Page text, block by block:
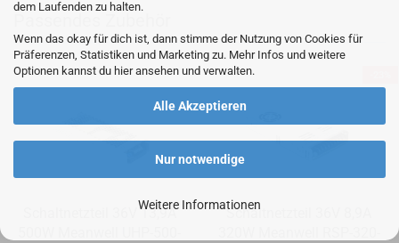
dem Laufenden zu halten.
Wenn das okay für dich ist, dann stimme der Nutzung von Cookies für
Präferenzen, Statistiken und Marketing zu. Mehr Infos und weitere
Optionen kannst du hier ansehen und verwalten.
Alle Akzeptieren
Nur notwendige
Weitere Informationen
Schalt­netz­teil 36V 13,9A
Schalt­netz­teil 36V 8,9A